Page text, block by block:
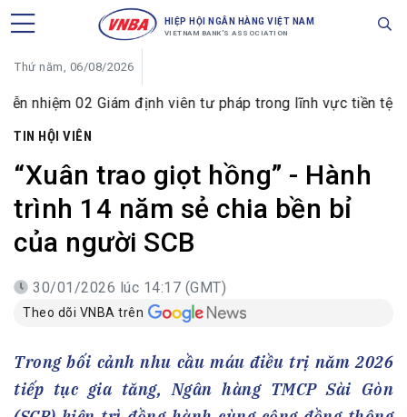
HIỆP HỘI NGÂN HÀNG VIỆT NAM
VIETNAM BANK'S ASSOCIATION
Thứ năm, 06/08/2026
02 Giám định viên tư pháp trong lĩnh vực tiền tệ và ngân
TIN HỘI VIÊN
“Xuân trao giọt hồng” - Hành
trình 14 năm sẻ chia bền bỉ
của người SCB
30/01/2026 lúc 14:17 (GMT)
Theo dõi VNBA trên
Trong bối cảnh nhu cầu máu điều trị năm 2026
tiếp tục gia tăng, Ngân hàng TMCP Sài Gòn